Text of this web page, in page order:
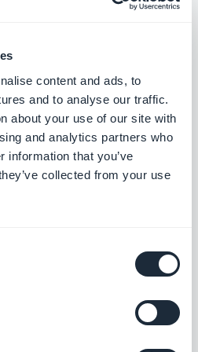
content and ads, to
and to analyse our traffic.
about your use of our site with
and analytics partners who
information that you’ve
collected from your use
à jour la version iOS de
sensibles.
simplement besoin de
numéro de version, que
l'onglet informations de
version de votre